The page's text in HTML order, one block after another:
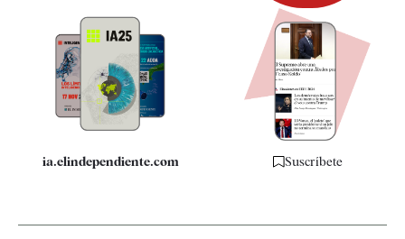
Quiénes somos
Especificaciones
ia.elindependiente.com Suscríbete